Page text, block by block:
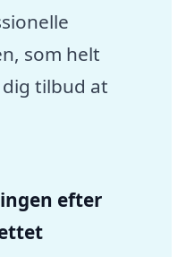
som helt
tilbud at
efter